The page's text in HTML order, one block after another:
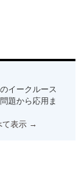
イークルース
題から応用ま
て表示 →